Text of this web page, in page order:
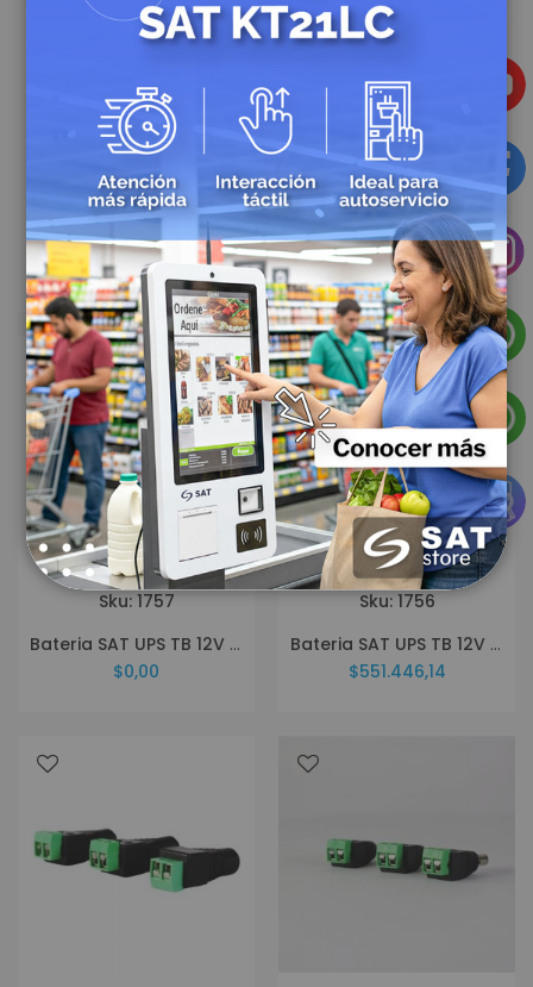
Sku: 5642
Balanza Etiquetadora SAT PS30SE
$2.180.666,04
Sku: 7259
Balanza Etiquetadora SAT PS30SEW
$3.282.353,34
Sku: 1757
Bateria SAT UPS TB 12V 100A
$0,00
Sku: 1756
Bateria SAT UPS TB 12V 55A
$551.446,14